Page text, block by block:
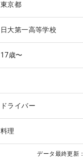
東京都
日大第一高等学校
17歳〜
ドライバー
料理
データ最終更新：